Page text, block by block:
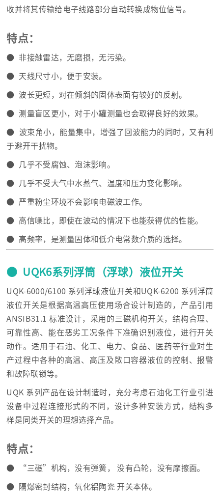
收并将其传输给电子线路部分自动转换成物位信号。
特点：
● 非接触雷达，无磨损，无污染。
● 天线尺寸小，便于安装。
● 波长更短，对在倾斜的固体表面有较好的反射。
● 测量盲区更小，对于小罐测量也会取得良好的效果。
● 波束角小，能量集中，增强了回波能力的同时，又有利
于避开干扰物。
● 几乎不受腐蚀、泡沫影响。
● 几乎不受大气中水蒸气、温度和压力变化影响。
● 严重粉尘环境不会影响电磁波工作。
● 高信噪比，即使在波动的情况下也能获得优的性能。
● 高频率，是测量固体和低介电常数介质的选择。
● UQK6系列浮筒（浮球）液位开关
UQK-6000/6100 系列浮球液位开关和UQK-6200 系列浮筒
液位开关是根据高温高压使用场合设计制造的，产品引用
ANSIB31.1 标准设计，采用的三磁机构开关，结构合理、
可靠性高、能在恶劣工况条件下准确识别液位，进行开关
动作。适用于石油、化工、电力、食品、医药等行业对生
产过程中各种的高温、高压及敞口容器液位的控制、报警
和故障联锁等。
UQK 系列产品在设计制造时，充分考虑石油化工行业引进
设备中过程连接形式的不同，设计多种安装方式，结构多
样是同类开关的理想选择产品。
特点：
● “三磁”机构，没有弹簧， 没有凸轮，没有摩擦面。
● 隔爆密封结构，氧化铝陶瓷 开关本体。